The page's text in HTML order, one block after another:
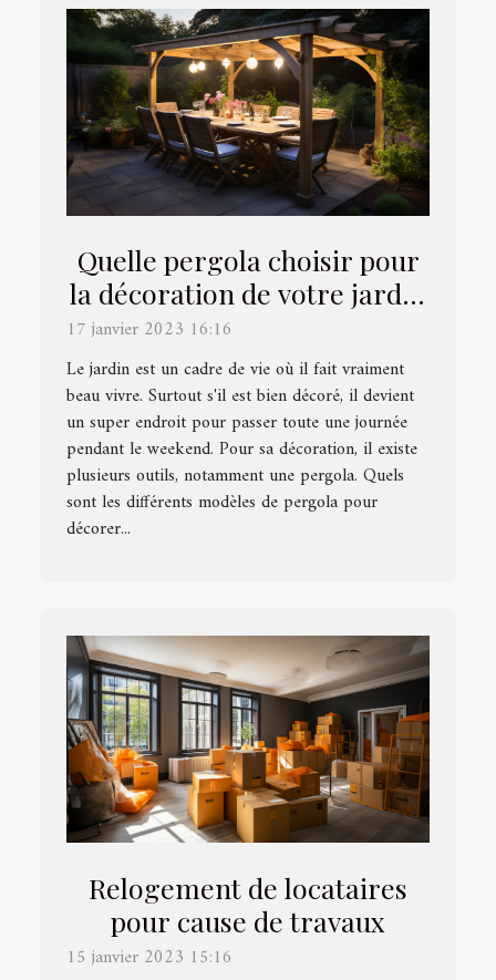
Quelle pergola choisir pour
la décoration de votre jardin
17 janvier 2023 16:16
Le jardin est un cadre de vie où il fait vraiment
beau vivre. Surtout s'il est bien décoré, il devient
un super endroit pour passer toute une journée
pendant le weekend. Pour sa décoration, il existe
plusieurs outils, notamment une pergola. Quels
sont les différents modèles de pergola pour
décorer...
Relogement de locataires
pour cause de travaux
15 janvier 2023 15:16